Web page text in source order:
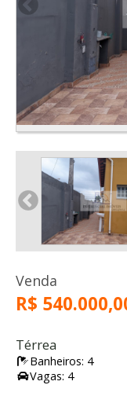
Venda
R$
Térrea
Banheiros: 4
Vagas: 4